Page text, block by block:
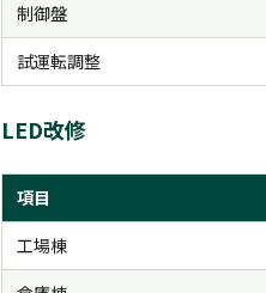
制御盤
試運転調整
LED改修
項目
工場棟